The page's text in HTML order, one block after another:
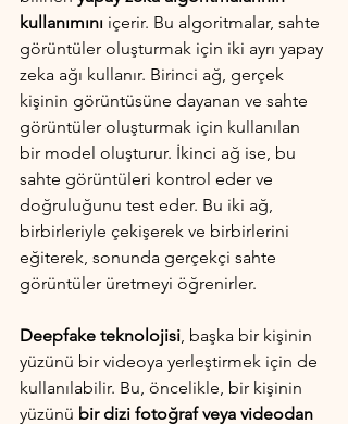
kullanımını içerir. Bu algoritmalar, sahte
görüntüler oluşturmak için iki ayrı yapay
zeka ağı kullanır. Birinci ağ, gerçek
kişinin görüntüsüne dayanan ve sahte
görüntüler oluşturmak için kullanılan
bir model oluşturur. İkinci ağ ise, bu
sahte görüntüleri kontrol eder ve
doğruluğunu test eder. Bu iki ağ,
birbirleriyle çekişerek ve birbirlerini
eğiterek, sonunda gerçekçi sahte
görüntüler üretmeyi öğrenirler.
Deepfake teknolojisi , başka bir kişinin
yüzünü bir videoya yerleştirmek için de
kullanılabilir. Bu, öncelikle, bir kişinin
yüzünü bir dizi fotoğraf veya videodan